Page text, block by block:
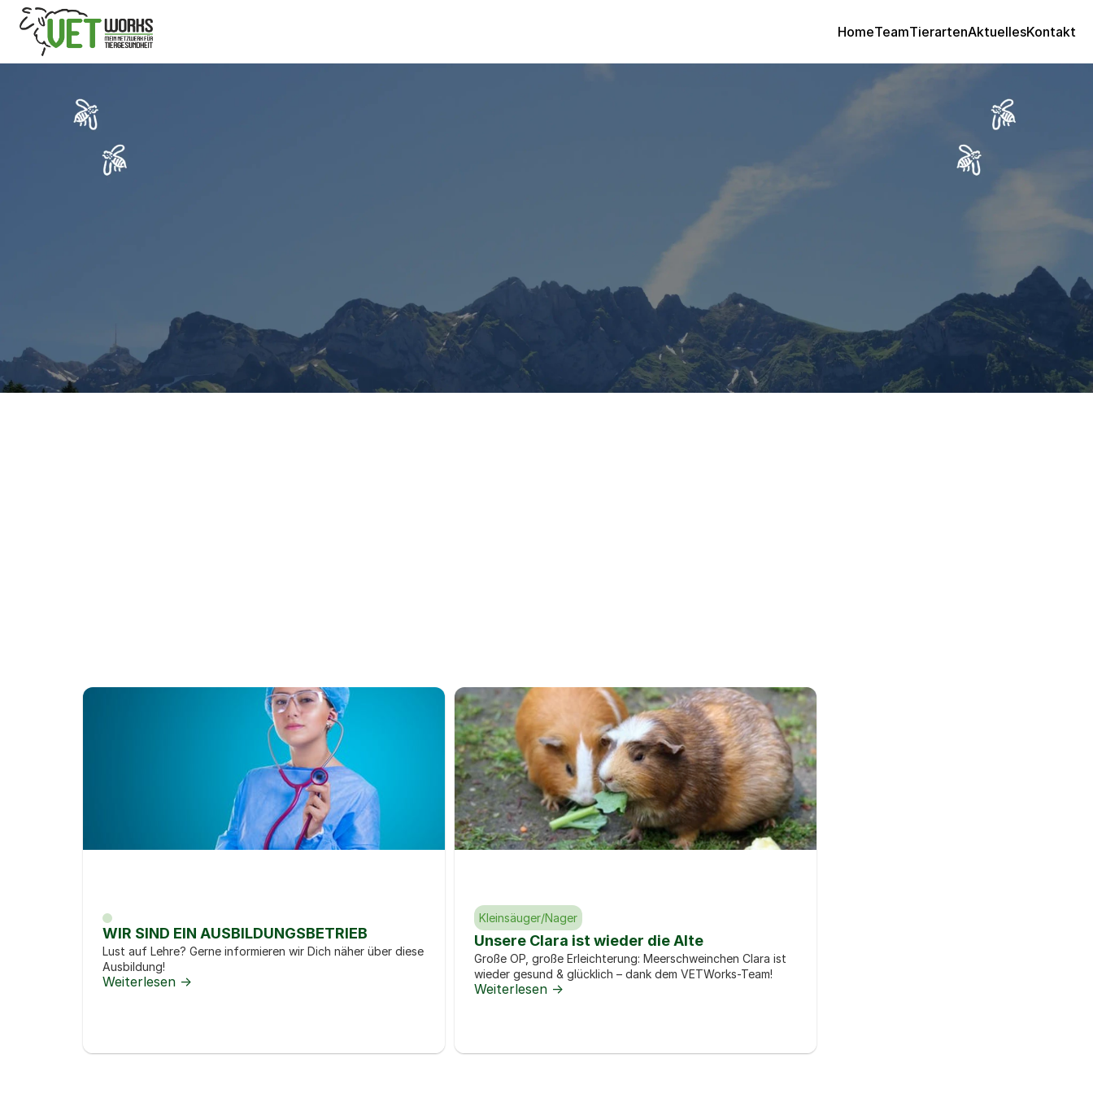
HomeTeamTierartenAktuellesKontakt
WIR SIND EIN AUSBILDUNGSBETRIEB
Lust auf Lehre? Gerne informieren wir Dich näher über diese
Ausbildung!
Weiterlesen ->
Kleinsäuger/Nager
Unsere Clara ist wieder die Alte
Große OP, große Erleichterung: Meerschweinchen Clara ist
wieder gesund & glücklich – dank dem VETWorks-Team!
Weiterlesen ->